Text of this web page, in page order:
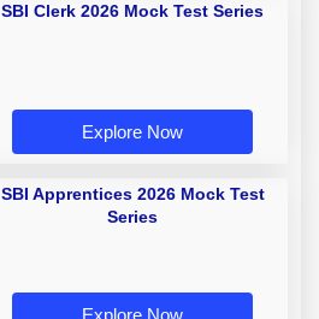
SBI Clerk 2026 Mock Test Series
Explore Now
SBI Apprentices 2026 Mock Test
Series